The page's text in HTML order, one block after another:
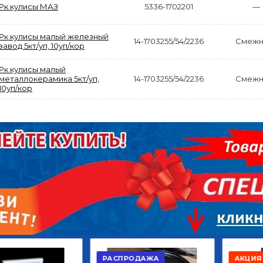
ДИСК СЦЕПЛЕНИЯ
ВЕДОМЫЙ КЛАССИК
GD 5ШТ/КОР
2 422,40
В КОРЗИНУ
КРУГ ПОВОРОТНЫЙ
10*12ОТВ., Д.102*86
Г.КАЗАНЬ
29 668,20 Р
В КОРЗИНУ
Рк кулисы МАЗ 5336-1702201 —
Рк кулисы малый железный
5кт/уп, 10уп/кор
14-1703255/54/2236
Рк кулисы малый
металлокерамика 5кт/уп,
кор
14-1703255/54/2236
РАСПРОДАЖА АКЦИЯ